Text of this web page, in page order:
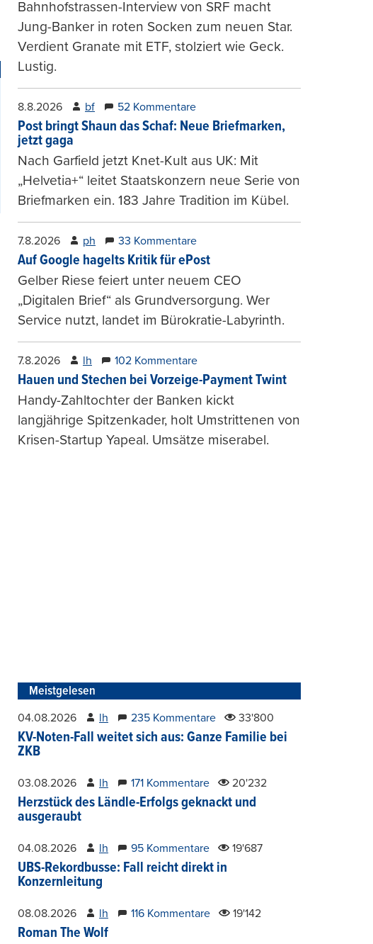
Bahnhofstrassen-Interview von SRF macht
Jung-Banker in roten Socken zum neuen Star.
Verdient Granate mit ETF, stolziert wie Geck.
Lustig.
8.8.2026 bf 52 Kommentare
Post bringt Shaun das Schaf: Neue Briefmarken,
jetzt gaga
Nach Garfield jetzt Knet-Kult aus UK: Mit
„Helvetia+“ leitet Staatskonzern neue Serie von
Briefmarken ein. 183 Jahre Tradition im Kübel.
7.8.2026 ph 33 Kommentare
Auf Google hagelts Kritik für ePost
Gelber Riese feiert unter neuem CEO
„Digitalen Brief“ als Grundversorgung. Wer
Service nutzt, landet im Bürokratie-Labyrinth.
7.8.2026 lh 102 Kommentare
Hauen und Stechen bei Vorzeige-Payment Twint
Handy-Zahltochter der Banken kickt
langjährige Spitzenkader, holt Umstrittenen von
Krisen-Startup Yapeal. Umsätze miserabel.
Meistgelesen
04.08.2026 lh 235 Kommentare 33'800
KV-Noten-Fall weitet sich aus: Ganze Familie bei
ZKB
03.08.2026 lh 171 Kommentare 20'232
Herzstück des Ländle-Erfolgs geknackt und
ausgeraubt
04.08.2026 lh 95 Kommentare 19'687
UBS-Rekordbusse: Fall reicht direkt in
Konzernleitung
08.08.2026 lh 116 Kommentare 19'142
Roman The Wolf